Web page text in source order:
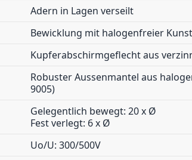
Adern in Lagen verseilt
Bewicklung mit halogenfreier
Kupferabschirmgeflecht aus
Robuster Aussenmantel aus
9005)
Gelegentlich bewegt: 20 x Ø
Fest verlegt: 6 x Ø
Uo/U: 300/500V